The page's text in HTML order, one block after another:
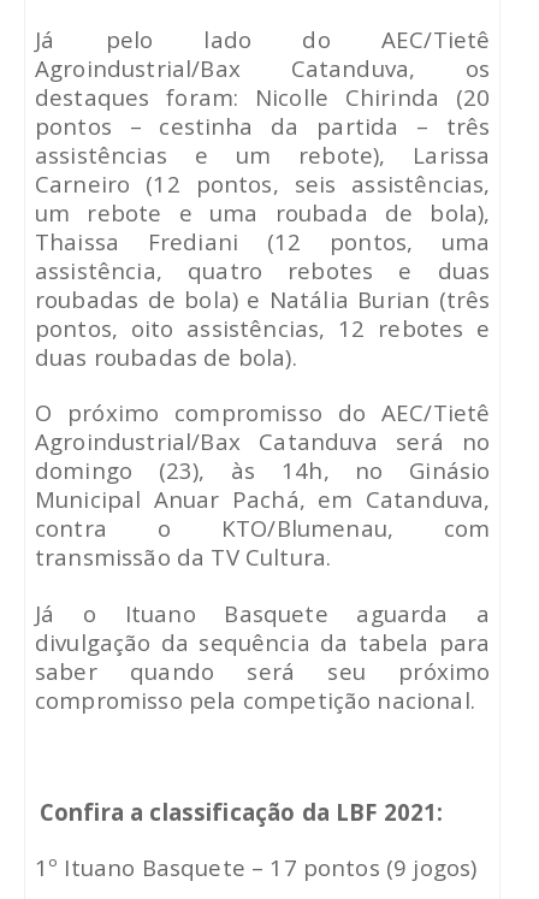
Já pelo lado do AEC/Tietê
Agroindustrial/Bax Catanduva, os
destaques foram: Nicolle Chirinda (20
pontos – cestinha da partida – três
assistências e um rebote), Larissa
Carneiro (12 pontos, seis assistências,
um rebote e uma roubada de bola),
Thaissa Frediani (12 pontos, uma
assistência, quatro rebotes e duas
roubadas de bola) e Natália Burian (três
pontos, oito assistências, 12 rebotes e
duas roubadas de bola).
O próximo compromisso do AEC/Tietê
Agroindustrial/Bax Catanduva será no
domingo (23), às 14h, no Ginásio
Municipal Anuar Pachá, em Catanduva,
contra o KTO/Blumenau, com
transmissão da TV Cultura.
Já o Ituano Basquete aguarda a
divulgação da sequência da tabela para
saber quando será seu próximo
compromisso pela competição nacional.
Confira a classificação da LBF 2021:
1º Ituano Basquete – 17 pontos (9 jogos)